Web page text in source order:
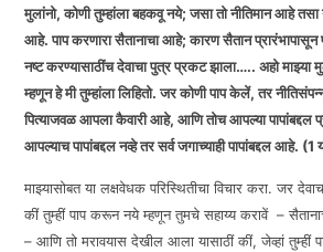
LINK
EMBED
मुलांनो, कोणी तुम्हांला बहकवू नये; जसा तो नीतिमान आहे तसा
आहे. पाप करणारा सैतानाचा आहे; कारण सैतान
नष्ट करण्यासाठींच देवाचा पुत्र प्रकट झाला….. अहो माझ्या
म्हणून हे मी तुम्हांला लिहितो. जर कोणी पाप केलें, तर
पित्याजवळ आपला कैवारी आहे, आणि तोच आपल्या पापांबद्दल
आपल्याच पापांबद्दल नव्हे तर सर्व जगाच्याही पापांबद्दल आहे.
माझ्यासोबत या लक्षवेधक परिस्थितीचा विचार करा. जर
कीं तुम्हीं पाप करून नये म्हणून तुमचे सहाय्य करावें –
– आणि तो मरावयास देखील आला यासाठीं कीं, जेव्हां तुम्हीं